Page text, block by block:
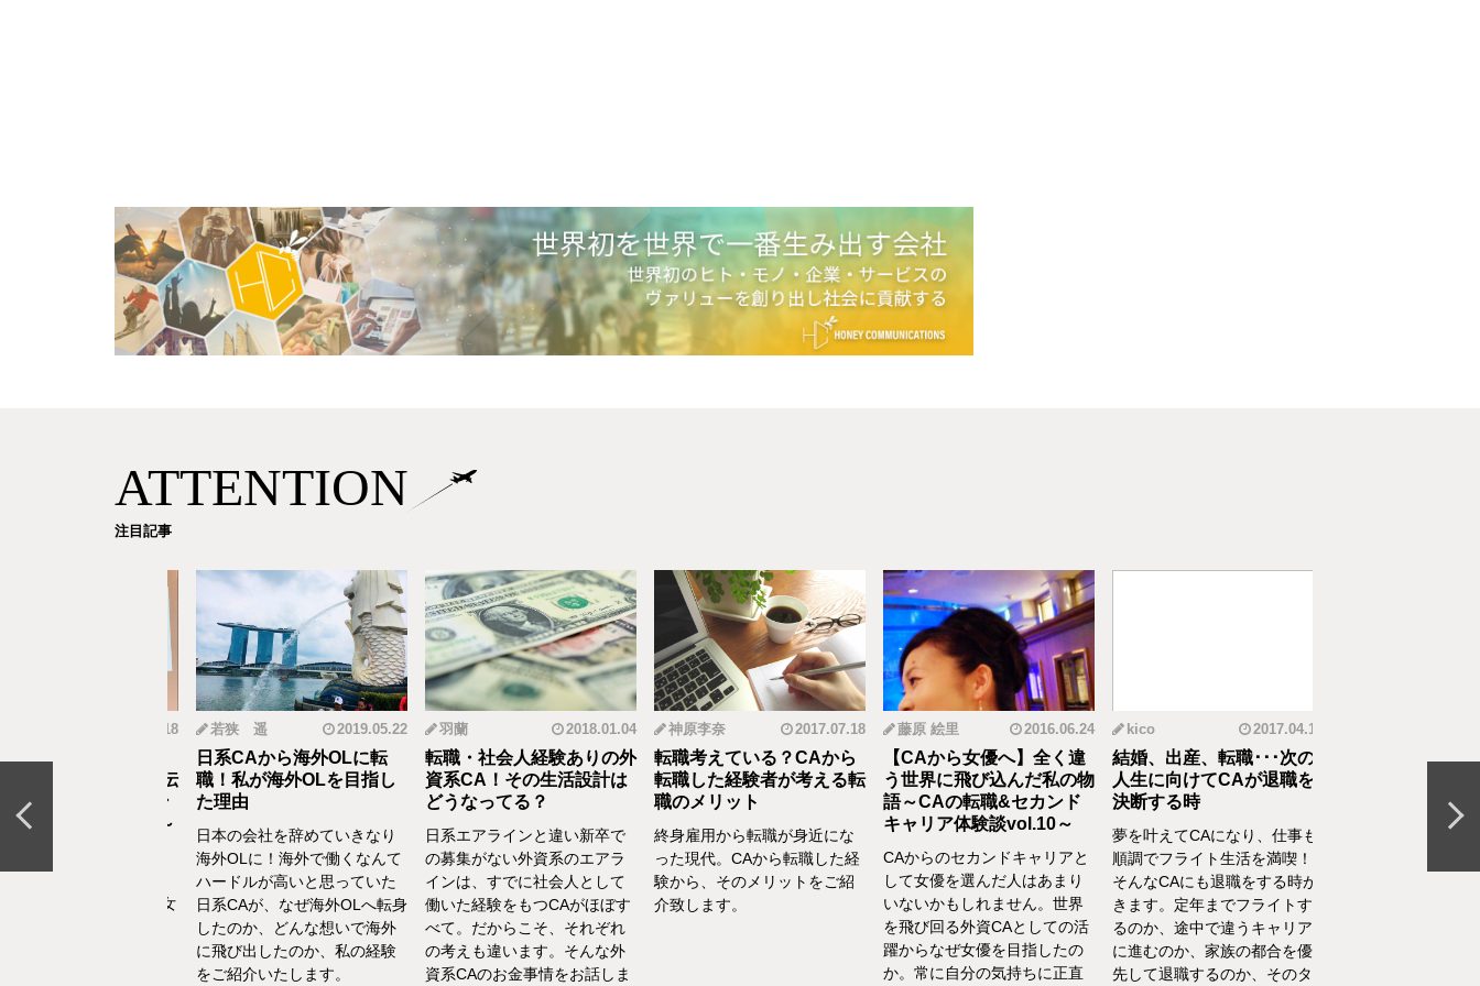
ATTENTION
注目記事
ら野菜ソムリエ
の転職＆セカン
ア体験談vol.13～
若狭 遥 2019.05.22
日系CAから海外OLに転
職！私が海外OLを目指し
た理由
日本の会社を辞めていきなり
海外OLに！海外で働くなんて
ハードルが高いと思っていた
日系CAが、なぜ海外OLへ転身
したのか、どんな想いで海外
に飛び出したのか、私の経験
をご紹介いたします。
羽蘭 2018.01.04
転職・社会人経験ありの外
資系CA！その生活設計は
どうなってる？
日系エアラインと違い新卒で
の募集がない外資系のエアラ
インは、すでに社会人として
働いた経験をもつCAがほぼす
べて。だからこそ、それぞれ
の考えも違います。そんな外
資系CAのお金事情をお話しま
神原李奈 2017.07.18
転職考えている？CAから
転職した経験者が考える転
職のメリット
終身雇用から転職が身近にな
った現代。CAから転職した経
験から、そのメリットをご紹
介致します。
藤原 絵里 2016.06.24
【CAから女優へ】全く違
う世界に飛び込んだ私の物
語～CAの転職&セカンド
キャリア体験談vol.10～
CAからのセカンドキャリアと
して女優を選んだ人はあまり
いないかもしれません。世界
を飛び回る外資CAとしての活
躍からなぜ女優を目指したの
か。常に自分の気持ちに正直
kico 2017.04.14
結婚、出産、転職･･･次の
人生に向けてCAが退職を
決断する時
夢を叶えてCAになり、仕事も
順調でフライト生活を満喫！
そんなCAにも退職をする時が
きます。定年までフライトす
るのか、途中で違うキャリア
に進むのか、家族の都合を優
先して退職するのか、そのタ
元CAの育児論！離
間を持ちたいをCA